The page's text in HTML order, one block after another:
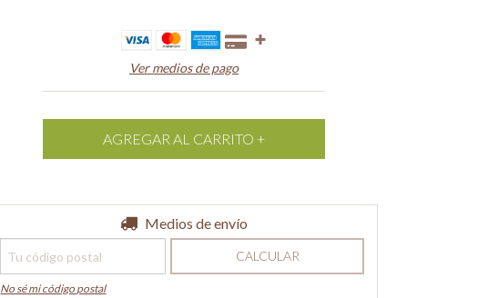
Ver medios de pago
Medios de envío
CALCULAR
No sé mi código postal